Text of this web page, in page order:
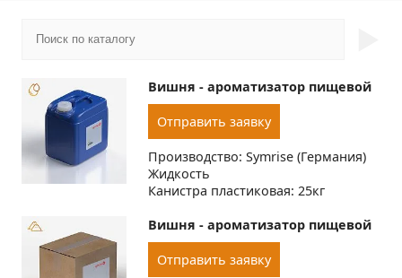
Вишня - ароматизатор пищевой
Отправить заявку
Производство: Symrise (Германия)
Жидкость
Канистра пластиковая: 25кг
Вишня - ароматизатор пищевой
Отправить заявку